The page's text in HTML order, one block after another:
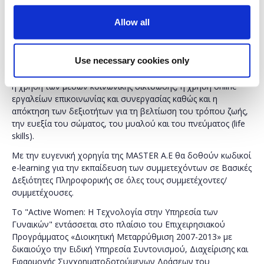
Allow all
Use necessary cookies only
διαφορετικότητας και στον σεβασμό θεμελιωδών
ανθρώπινων δικαιωμάτων - όπως το δικαίωμα στην
των γυναικών μέσα από διαδραστικές παρουσιάσεις σε μια
σειρά από επίκαιρα θέματα όπως η προστασία στο διαδίκτυο,
η χρήση των μέσων κοινωνικής δικτύωσης, η χρήση online
εργαλείων επικοινωνίας και συνεργασίας καθώς και η
απόκτηση των δεξιοτήτων για τη βελτίωση του τρόπου ζωής,
την ευεξία του σώματος, του μυαλού και του πνεύματος (life
skills).
Με την ευγενική χορηγία της MASTER A.E θα δοθούν κωδικοί
e-learning για την εκπαίδευση των συμμετεχόντων σε Βασικές
Δεξιότητες Πληροφορικής σε όλες τους συμμετέχοντες/
συμμετέχουσες.
To "Active Women: Η Τεχνολογία στην Υπηρεσία των
Γυναικών" εντάσσεται στο πλαίσιο του Επιχειρησιακού
Προγράμματος «Διοικητική Μεταρρύθμιση 2007-2013» με
δικαιούχο την Ειδική Υπηρεσία Συντονισμού, Διαχείρισης και
Εφαρμογής Συγχρηματοδοτούμενων Δράσεων του